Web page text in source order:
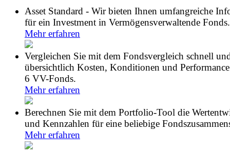
Asset Standard - Wir bieten Ihnen umfangreiche
für ein Investment in Vermögensverwaltende Fonds.
Mehr erfahren
Vergleichen Sie mit dem Fondsvergleich schnell
übersichtlich Kosten, Konditionen und
6 VV-Fonds.
Mehr erfahren
Berechnen Sie mit dem Portfolio-Tool die
und Kennzahlen für eine beliebige
Mehr erfahren